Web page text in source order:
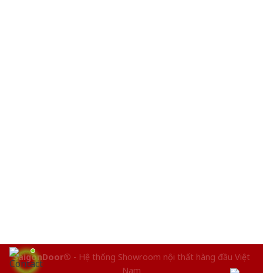
SaigonDoor® - Hệ thống Showroom nội thất hàng đầu Việt
Nam